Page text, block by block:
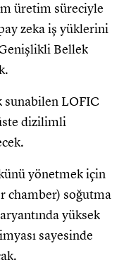
üretim süreciyle
zeka iş yüklerini
Bellek
sunabilen LOFIC
dizilimli
yönetmek için
chamber) soğutma
yüksek
sayesinde